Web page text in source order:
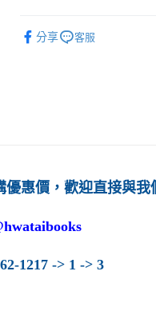
宅配-台灣本島
分享
客服
惠價，歡迎直接與我
1217 -> 1 -> 3